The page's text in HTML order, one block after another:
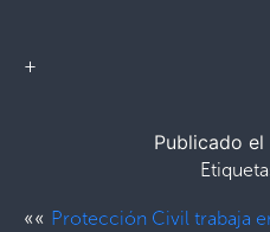
+
Publicado el
«« Protección Civil trabaja